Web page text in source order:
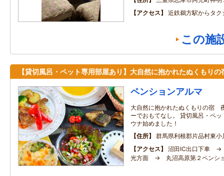
アクセス
近鉄鵜方駅からタク
この施
【貸切風呂・ペット専用部屋あり】大自然に抱かれたぬくもりの
ペンションアルマ
大自然に抱かれたぬくもりの宿
ーでおもてなし。 貸切風呂・ペ
ウナ始めました！
住所
群馬県利根郡片品村東小
アクセス
沼田IC出口下車 →
光方面 → 丸沼高原第２ペンシ